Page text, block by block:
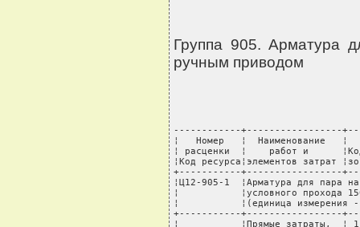
Группа 905. Арматура
ручным приводом
------------+-----------------+----T---------+-------+---------+----------+---------
¦   Номер   ¦  Наименование   ¦    ¦         ¦       ¦Стоимость¦   Всего  ¦ В том числе:¦
¦ расценки  ¦    работ и      ¦Код ¦ Единица ¦ Норма ¦единицы, ¦стоимость,¦ транспортные¦
¦Код ресурса¦элементов затрат ¦зоны¦измерения¦расхода¦   руб.  ¦   руб.   ¦расходы, руб.¦
+-----------+-----------------+----+---------+-------+---------+----------+-------------+
¦Ц12-905-1  ¦Арматура для пара на условное давление 10 МПа с ручным приводом, диаметр   ¦
¦           ¦условного прохода 150 мм                                                   ¦
¦           ¦(единица измерения - шт)                                                   ¦
+-----------+-----------------+----T---------+-------+---------+----------+-------------+
¦           ¦Прямые затраты,  ¦ 1  ¦   руб.  ¦       ¦         ¦    563638¦          433¦
¦           ¦всего            ¦ 2  ¦         ¦       ¦         ¦    564359¦         1142¦
¦           ¦                 ¦ 3  ¦         ¦       ¦         ¦    563824¦          613¦
+-----------+-----------------+----+---------+-------+---------+----------+-------------+
¦           ¦в том числе:     ¦    ¦         ¦       ¦         ¦          ¦             ¦
+-----------+-----------------+----+---------+-------+---------+----------+-------------+
¦        1-2¦заработная плата ¦    ¦   руб.  ¦       ¦         ¦    211750¦             ¦
¦           ¦рабочих-         ¦    ¦         ¦       ¦         ¦          ¦             ¦
¦           ¦строителей       ¦    ¦         ¦       ¦         ¦          ¦             ¦
+-----------+-----------------+----+---------+-------+---------+----------+-------------+
¦           ¦эксплуатация     ¦    ¦   руб.  ¦       ¦         ¦    141634¦             ¦
¦           ¦машин            ¦    ¦         ¦       ¦         ¦          ¦             ¦
+-----------+-----------------+----+---------+-------+---------+----------+-------------+
¦        1-4¦в том числе:     ¦    ¦   руб.  ¦       ¦         ¦      1440¦             ¦
¦           ¦заработная плата ¦    ¦         ¦       ¦         ¦          ¦             ¦
¦           ¦машинистов       ¦    ¦         ¦       ¦         ¦          ¦             ¦
+-----------+-----------------+----+---------+-------+---------+----------+-------------+
¦           ¦материальные     ¦ 1  ¦   руб.  ¦       ¦         ¦    210254¦          433¦
¦           ¦ресурсы          ¦ 2  ¦         ¦       ¦         ¦    210975¦         1142¦
¦           ¦                 ¦ 3  ¦         ¦       ¦         ¦    210440¦          613¦
+-----------+-----------------+----+---------+-------+---------+----------+-------------+
¦           ¦Затраты труда                                                              ¦
+-----------+-----------------+----T---------+-------+---------+----------+-------------+
¦   999-9999¦Средний разряд   ¦    ¦         ¦    4,7¦         ¦          ¦             ¦
¦           ¦рабочих-         ¦    ¦         ¦       ¦         ¦          ¦             ¦
¦           ¦строителей       ¦    ¦         ¦       ¦         ¦          ¦             ¦
+-----------+-----------------+----+---------+-------+---------+----------+-------------+
¦        1-1¦Затраты труда    ¦    ¦  чел.-ч ¦     83¦         ¦          ¦             ¦
¦           ¦рабочих-         ¦    ¦         ¦       ¦         ¦          ¦             ¦
¦           ¦строителей       ¦    ¦         ¦       ¦         ¦          ¦             ¦
+-----------+-----------------+----+---------+-------+---------+----------+-------------+
¦        1-3¦Затраты труда    ¦    ¦  чел.-ч ¦    0,5¦         ¦          ¦             ¦
¦           ¦машинистов       ¦    ¦         ¦       ¦         ¦